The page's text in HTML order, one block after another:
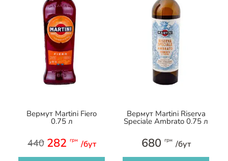
Вермут Martini Fiero
0.75 л
440 282 грн /бут
Вермут Martini Riserva
Speciale Ambrato 0.75 л
680 грн /бут